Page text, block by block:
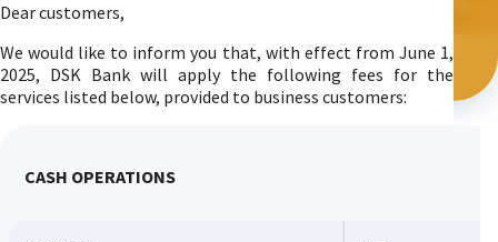
Dear customers,
We would like to inform you that, with effect from June 1,
2025, DSK Bank will apply the following fees for the
services listed below, provided to business customers:
CASH OPERATIONS